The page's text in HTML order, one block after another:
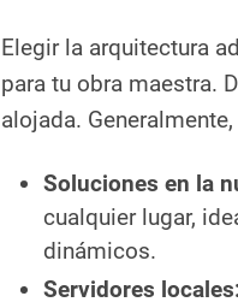
Elegir la arquitectura
para tu obra maestra.
alojada.
Soluciones en la
cualquier lugar,
dinámicos.
Servidores